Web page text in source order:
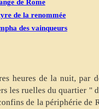
de Rome
de la renommée
des vainqueurs
heures de la nuit, par
les ruelles du quartier "
de la périphérie